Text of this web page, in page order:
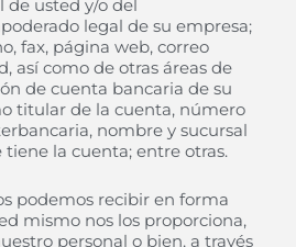
de usted y/o del
legal de su empresa;
fax, página web, correo
así como de otras áreas de
de cuenta bancaria de su
titular de la cuenta, número
nombre y sucursal
la cuenta; entre otras.
podemos recibir en forma
mismo nos los proporciona,
personal o bien, a través